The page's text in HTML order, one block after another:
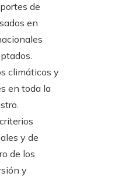
de
en
climáticos y
en toda la
y de
de los
y